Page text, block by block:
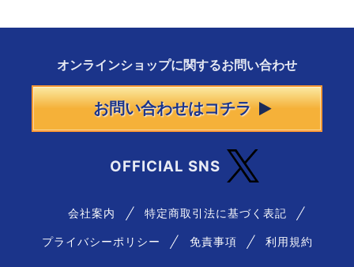
オンラインショップに関するお問い合わせ
お問い合わせはコチラ
OFFICIAL SNS
会社案内 特定商取引法に基づく表記
プライバシーポリシー 免責事項 利用規約